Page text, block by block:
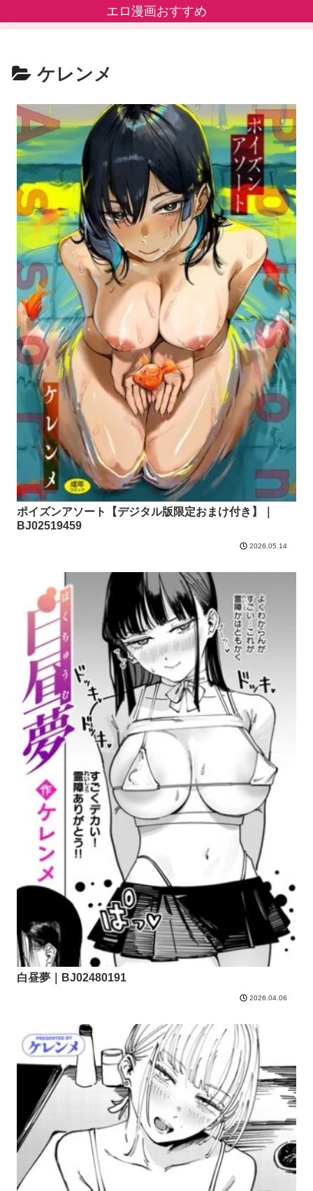
エロ漫画おすすめ
ケレンメ
ポイズンアソート【デジタル版限定おまけ付き】｜
BJ02519459
2026.05.14
白昼夢｜BJ02480191
2026.04.06